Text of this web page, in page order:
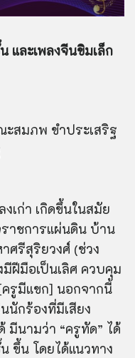
และเพลงจีนขิมเล็ก
ะสมภพ ขำประเสริฐ
เก่า เกิดขึ้นในสมัย
าชการแผ่นดิน บ้าน
ศรีสุริยวงศ์ (ช่วง
ฝีมือเป็นเลิศ ควบคุม
รูมีแขก] นอกจากนี้
นักร้องที่มีเสียง
มีนามว่า “ครูทัด” ได้
ขึ้น โดยได้แนวทาง